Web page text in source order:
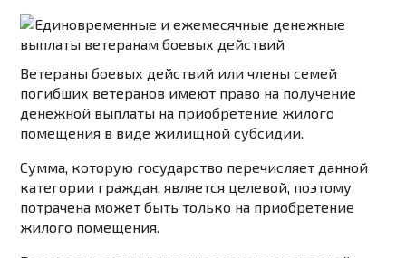
Ветераны боевых действий или члены семей
погибших ветеранов имеют право на получение
денежной выплаты на приобретение жилого
помещения в виде жилищной субсидии.
Сумма, которую государство перечисляет данной
категории граждан, является целевой, поэтому
потрачена может быть только на приобретение
жилого помещения.